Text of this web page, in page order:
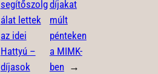
segítőszolg
álat lettek
az idei
Hattyú –
díjasok
díjakat
múlt
pénteken
a MIMK-
ben →